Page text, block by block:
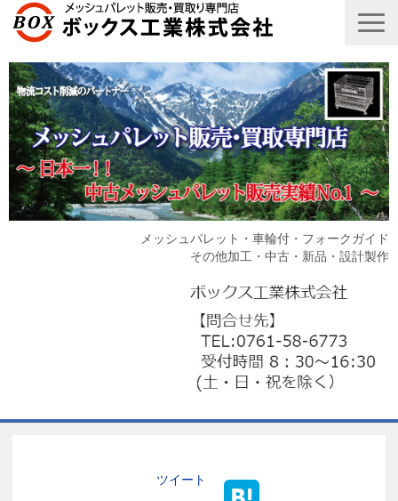
メッシュパレット・車輪付・フォークガイド
その他加工・中古・新品・設計製作
商品一覧表
ツイート